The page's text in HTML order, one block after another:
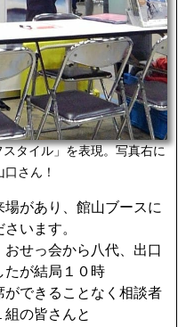
タイル」を表現。写真右に
さん！
があり、館山ブースに
います。
せっ会から八代、出口
たが結局１０時
できることなく相談者
の皆さんと